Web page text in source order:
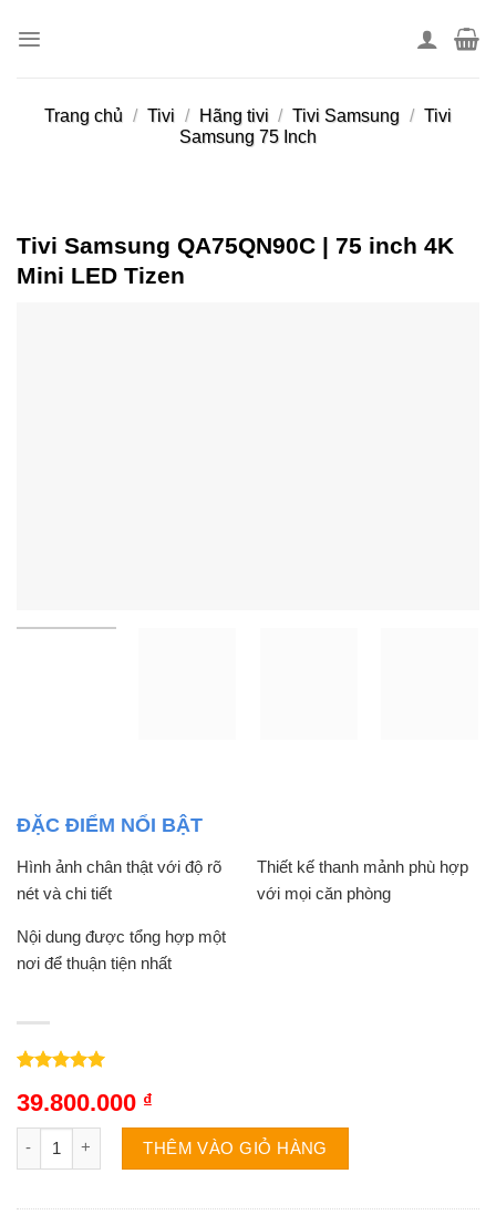
Trang chủ / Tivi / Hãng tivi / Tivi Samsung / Tivi
Samsung 75 Inch
Tivi Samsung QA75QN90C | 75 inch 4K
Mini LED Tizen
ĐẶC ĐIỂM NỔI BẬT
Hình ảnh chân thật với độ rõ
nét và chi tiết
Thiết kế thanh mảnh phù hợp
với mọi căn phòng
Nội dung được tổng hợp một
nơi để thuận tiện nhất
dựa trên
39.800.000 ₫
Tivi Samsung QA75QN90C | 75 inch 4K Mini LED Tizen số
THÊM VÀO GIỎ HÀNG